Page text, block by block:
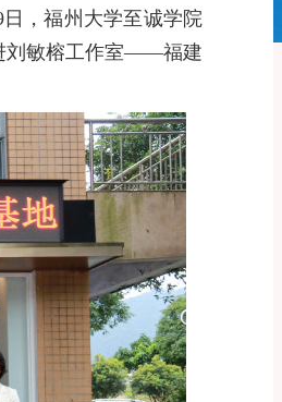
日，福州大学至诚学院
敏榕工作室——福建